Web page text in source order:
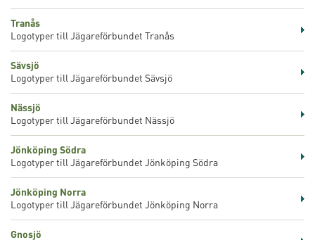
Tranås
Logotyper till Jägareförbundet Tranås
Sävsjö
Logotyper till Jägareförbundet Sävsjö
Nässjö
Logotyper till Jägareförbundet Nässjö
Jönköping Södra
Logotyper till Jägareförbundet Jönköping Södra
Jönköping Norra
Logotyper till Jägareförbundet Jönköping Norra
Gnosjö